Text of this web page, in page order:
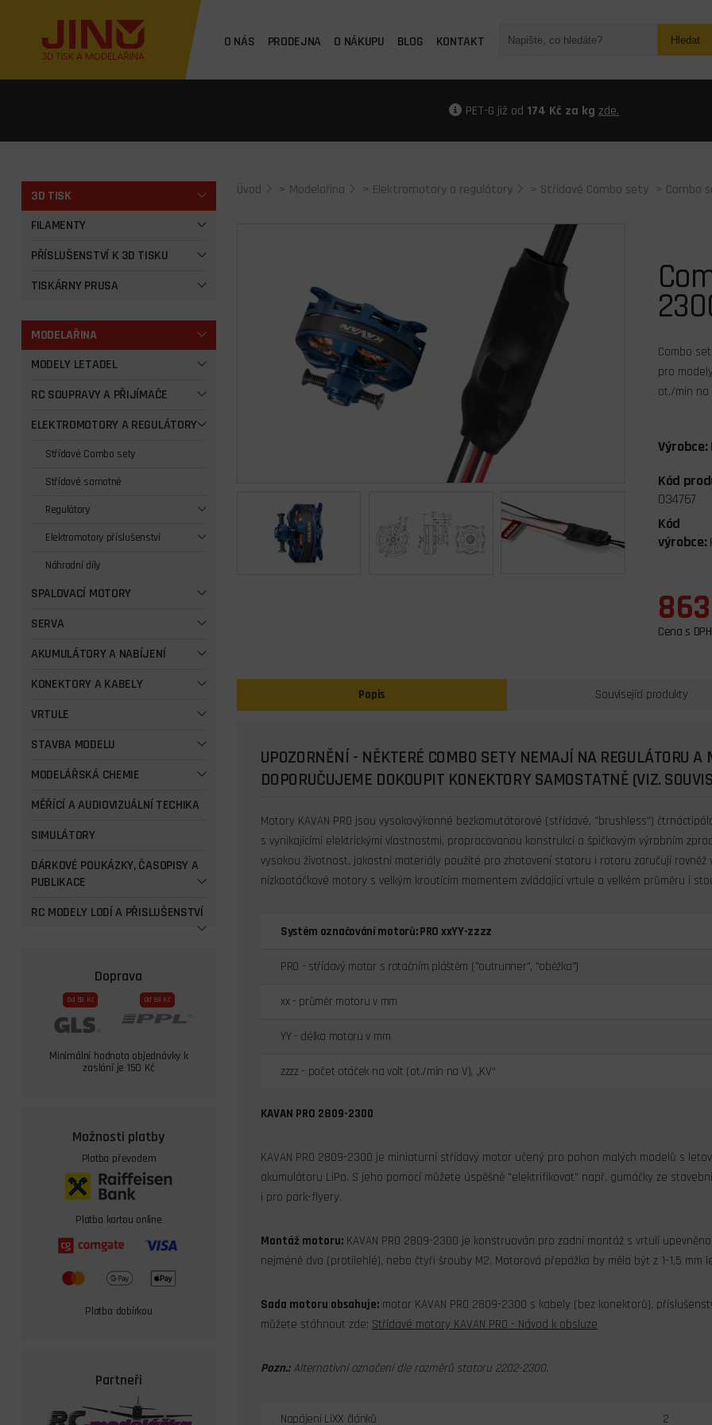
O NÁS PRODEJNA O NÁKUPU BLOG KONTAKT Hledat
PET-G již od 174 Kč za kg zde.
3D TISK
FILAMENTY
PŘÍSLUŠENSTVÍ K 3D TISKU
TISKÁRNY PRUSA
MODELAŘINA
MODELY LETADEL
RC SOUPRAVY A PŘIJÍMAČE
ELEKTROMOTORY A REGULÁTORY
Střídavé Combo sety
Střídavé samotné
Regulátory
Elektromotory příslušenství
Náhradní díly
SPALOVACÍ MOTORY
SERVA
AKUMULÁTORY A NABÍJENÍ
KONEKTORY A KABELY
VRTULE
STAVBA MODELU
MODELÁŘSKÁ CHEMIE
MĚŘÍCÍ A AUDIOVIZUÁLNÍ TECHIKA
SIMULÁTORY
DÁRKOVÉ POUKÁZKY, ČASOPISY A
PUBLIKACE
RC MODELY LODÍ A PŘISLUŠENSTVÍ
Doprava
Od 59 Kč Od 69 Kč
Minimální hodnota objednávky k
zaslání je 150 Kč
Možnosti platby
Platba převodem
Platba kartou online
Platba dobírkou
Partneři
Úvod > Modelařina > Elektromotory a regulátory > Střídavé Combo sety > Combo
Combo
pro
ot./min na
Výrobce:
Kód
034767
Kód
výrobce:
Cena s DPH
Popis Související produkty
UPOZORNĚNÍ - NĚKTERÉ COMBO SETY NEMAJÍ NA REGULÁTORU A
DOPORUČUJEME DOKOUPIT KONEKTORY SAMOSTATNĚ (VIZ.
Motory KAVAN PRO jsou vysokovýkonné bezkomutátorové (střídavé, "brushless")
s vynikajícími elektrickými vlastnostmi, propracovanou konstrukcí a špičkovým výrobním
vysokou životnost, jakostní materiály použité pro zhotovení statoru i rotoru zaručují
nízkootáčkové motory s velkým kroutícím momentem zvládající vrtule o velkém průměru i
Systém označování motorů: PRO xxYY-zzzz
PRO - střídavý motor s rotačním pláštěm ("outrunner", "oběžka")
xx - průměr motoru v mm
YY - délka motoru v mm
zzzz - počet otáček na volt (ot./min na V), „KV“
KAVAN PRO 2809-2300
KAVAN PRO 2809-2300 je miniaturní střídavý motor učený pro pohon malých modelů s
akumulátoru LiPo. S jeho pomocí můžete úspěšně "elektrifikovat" např. gumáčky ze
i pro park-flyery.
Montáž motoru:KAVAN PRO 2809-2300 je konstruován pro zadní montáž s vrtulí
nejméně dva (protilehlé), nebo čtyři šrouby M2. Motorová přepážka by měla být z 1-1,5 mm
Sada motoru obsahuje:motor KAVAN PRO 2809-2300 s kabely (bez konektorů),
můžete stáhnout zde: Střídavé motory KAVAN PRO - Návod k obsluze
Pozn.:Alternativní označení dle rozměrů statoru 2202-2300.
Napájení LiXX článků 2